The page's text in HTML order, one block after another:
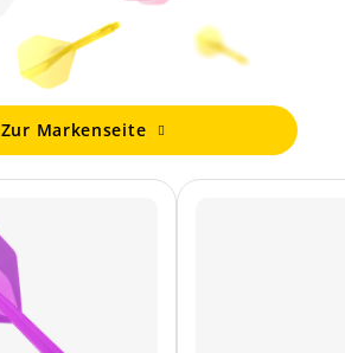
Zur Markenseite